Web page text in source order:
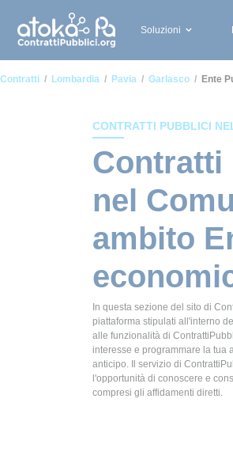
Soluzioni
Contratti Lombardia Pavia Garlasco Ente
CONTRATTI PUBBLICI
nel
ambito
In questa sezione del sito di
piattaforma stipulati all'interno
alle funzionalità di
interesse e programmare la tua
anticipo. Il servizio di
l'opportunità di conoscere e
compresi gli affidamenti diretti.